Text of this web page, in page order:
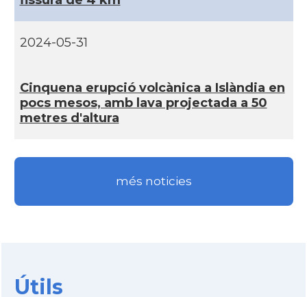
2024-05-31
Cinquena erupció volcànica a Islàndia en
pocs mesos, amb lava projectada a 50
metres d'altura
més noticies
Útils